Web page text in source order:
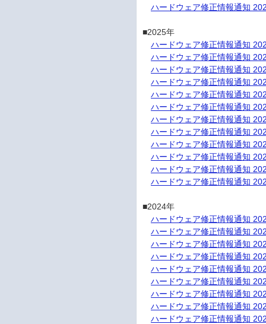
ハードウェア修正情報通知
■2025年
ハードウェア修正情報通知
ハードウェア修正情報通知
ハードウェア修正情報通知
ハードウェア修正情報通知
ハードウェア修正情報通知
ハードウェア修正情報通知
ハードウェア修正情報通知
ハードウェア修正情報通知
ハードウェア修正情報通知
ハードウェア修正情報通知
ハードウェア修正情報通知
ハードウェア修正情報通知
■2024年
ハードウェア修正情報通知
ハードウェア修正情報通知
ハードウェア修正情報通知
ハードウェア修正情報通知
ハードウェア修正情報通知
ハードウェア修正情報通知
ハードウェア修正情報通知
ハードウェア修正情報通知
ハードウェア修正情報通知